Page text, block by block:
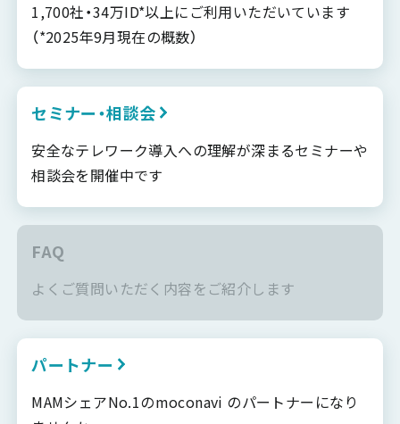
1,700社・34万ID*以上にご利用いただいています
（*2025年9月現在の概数）
セミナー・相談会
安全なテレワーク導入への理解が深まるセミナーや
相談会を開催中です
FAQ
よくご質問いただく内容をご紹介します
パートナー
MAMシェアNo.1のmoconavi のパートナーになり